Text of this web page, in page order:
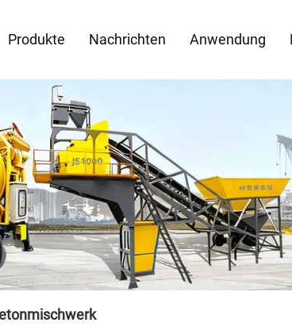
Produkte Nachrichten Anwendung